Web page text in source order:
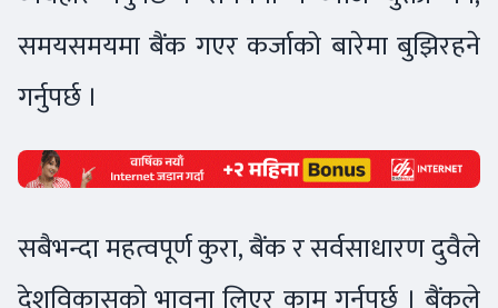
समयसमयमा बैंक गएर कर्जाको बारेमा बुझिरहने
गर्नुपर्छ ।
सबैभन्दा महत्वपूर्ण कुरा, बैंक र सर्वसाधारण दुवैले